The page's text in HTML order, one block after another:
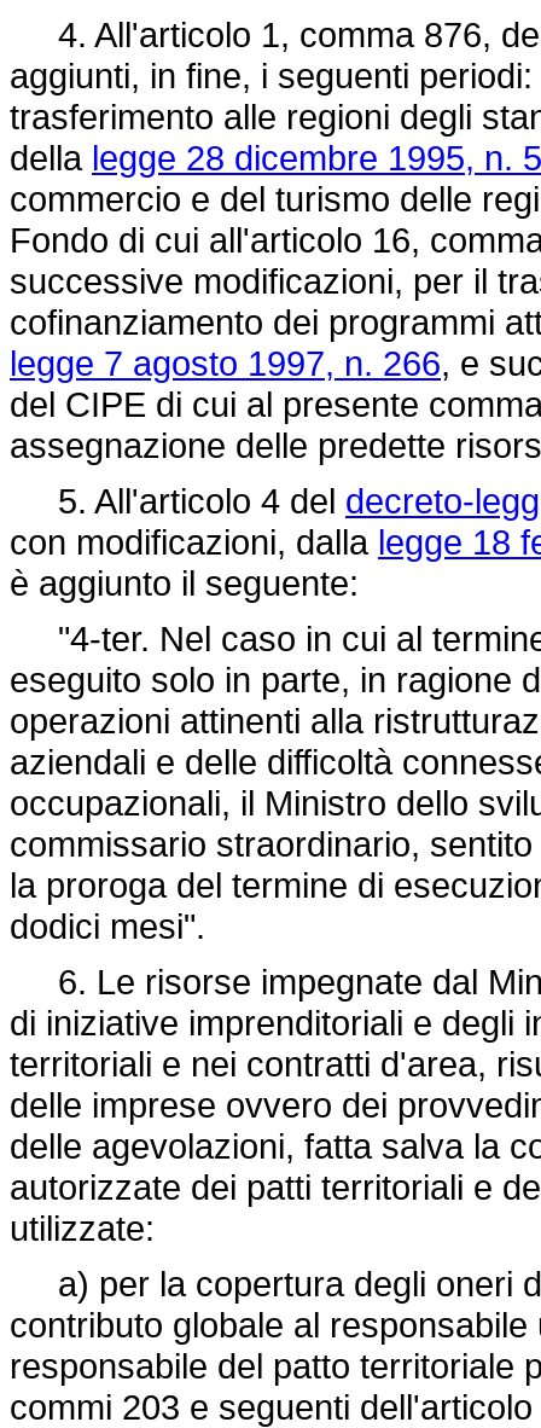
4. All'articolo 1, comma 876,
aggiunti, in fine, i seguenti
trasferimento alle regioni degli
della legge 28 dicembre 1995, n.
commercio e del turismo delle
Fondo di cui all'articolo 16,
successive modificazioni, per il
cofinanziamento dei programmi
legge 7 agosto 1997, n. 266, e
del CIPE di cui al presente
assegnazione delle predette
5. All'articolo 4 del decreto-
con modificazioni, dalla legge 18
è aggiunto il seguente:
"4-ter. Nel caso in cui al
eseguito solo in parte, in ragione
operazioni attinenti alla
aziendali e delle difficoltà
occupazionali, il Ministro dello
commissario straordinario,
la proroga del termine di
dodici mesi".
6. Le risorse impegnate dal
di iniziative imprenditoriali e degli
territoriali e nei contratti d'area,
delle imprese ovvero dei
delle agevolazioni, fatta salva la
autorizzate dei patti territoriali e
utilizzate:
a) per la copertura degli oneri
contributo globale al
responsabile del patto territoriale
commi 203 e seguenti